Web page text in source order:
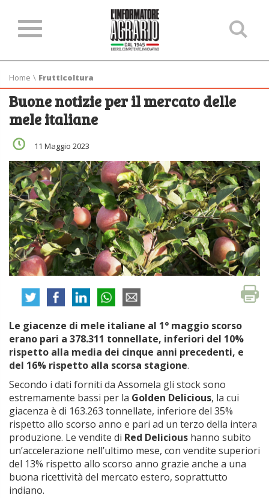
Home \ Frutticoltura
Buone notizie per il mercato delle
mele italiane
11 Maggio 2023
Le giacenze di mele italiane al 1° maggio scorso
erano pari a 378.311 tonnellate, inferiori del 10%
rispetto alla media dei cinque anni precedenti, e
del 16% rispetto alla scorsa stagione.
Secondo i dati forniti da Assomela gli stock sono
estremamente bassi per la Golden Delicious, la cui
giacenza è di 163.263 tonnellate, inferiore del 35%
rispetto allo scorso anno e pari ad un terzo della intera
produzione. Le vendite di Red Delicious hanno subito
un’accelerazione nell’ultimo mese, con vendite superiori
del 13% rispetto allo scorso anno grazie anche a una
buona ricettività del mercato estero, soprattutto
indiano.